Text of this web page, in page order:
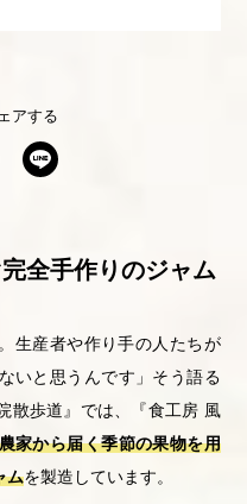
アする
全手作りのジャム
生産者や作り手の人たちが
いと思うんです」そう語る
散歩道』では、『食工房 風
家から届く季節の果物を用
ムを製造しています。